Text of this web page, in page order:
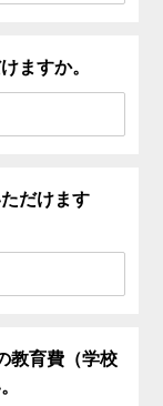
ますか。
だけます
教育費（学校